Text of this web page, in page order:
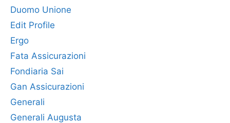
Duomo Unione
Edit Profile
Ergo
Fata Assicurazioni
Fondiaria Sai
Gan Assicurazioni
Generali
Generali Augusta